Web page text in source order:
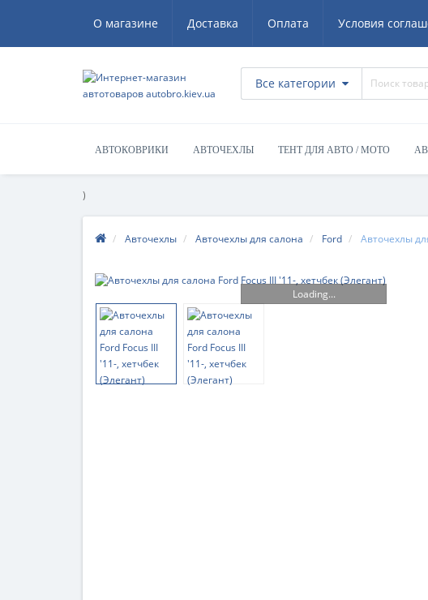
О магазине Доставка Оплата Условия
Все категории
АВТОКОВРИКИ АВТОЧЕХЛЫ ТЕНТ ДЛЯ АВТО / МОТО
)
Авточехлы Авточехлы для салона Ford Авточехлы
Loading...